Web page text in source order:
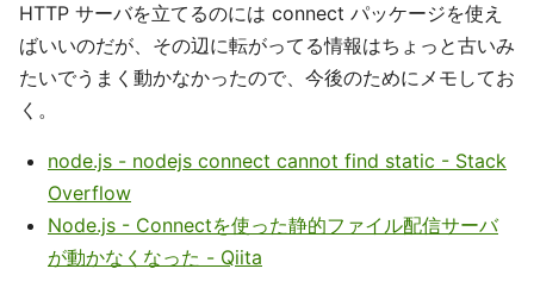
HTTP サーバを立てるのには connect パッケージを使え
ばいいのだが、その辺に転がってる情報はちょっと古いみ
たいでうまく動かなかったので、今後のためにメモしてお
く。
node.js - nodejs connect cannot find static - Stack
Overflow
Node.js - Connectを使った静的ファイル配信サーバ
が動かなくなった - Qiita